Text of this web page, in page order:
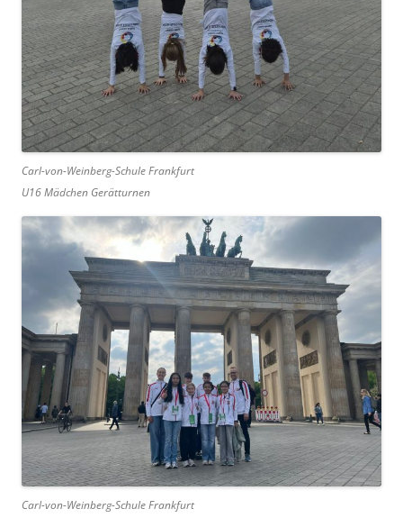
Carl-von-Weinberg-Schule Frankfurt
U16 Mädchen Gerätturnen
Carl-von-Weinberg-Schule Frankfurt